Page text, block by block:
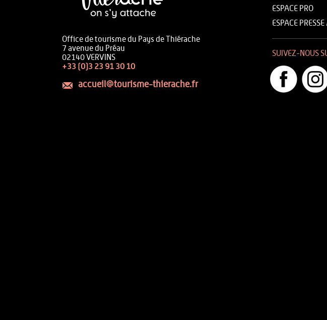
Office de tourisme du Pays de Thiérache
7 avenue du Préau
02140 VERVINS
+33 (0)3 23 91 30 10
accueil@tourisme-thierache.fr
ESPACE PRO
ESPACE
SUIVEZ-NOUS